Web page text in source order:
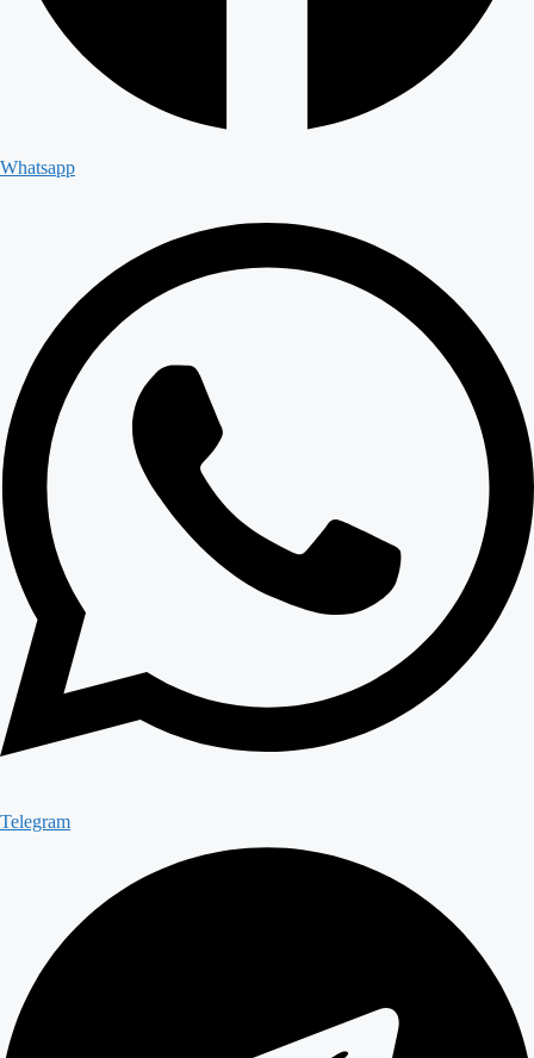
Whatsapp
Telegram